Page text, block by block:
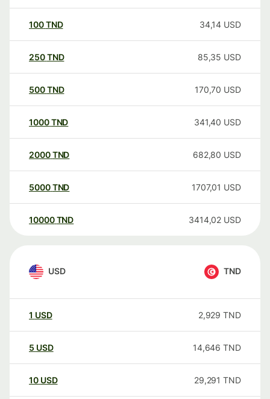
100TND 34,14 USD
250TND 85,35 USD
500TND 170,70 USD
1000TND 341,40 USD
2000TND 682,80 USD
5000TND 1707,01 USD
10000 TND 3414,02 USD
USD TND
1 USD 2,929 TND
5 USD 14,646 TND
10 USD 29,291 TND